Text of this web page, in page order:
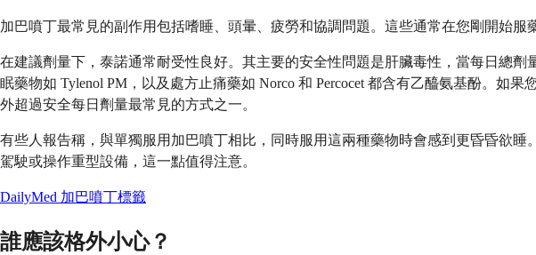
加巴噴丁最常見的副作用包括嗜睡、頭暈、疲勞和協調問題。這些通常在您剛開始服
在建議劑量下，泰諾通常耐受性良好。其主要的安全性問題是肝臟毒性，當每日總
眠藥物如 Tylenol PM，以及處方止痛藥如 Norco 和 Percocet 都含有乙醯氨基酚。如
外超過安全每日劑量最常見的方式之一。
有些人報告稱，與單獨服用加巴噴丁相比，同時服用這兩種藥物時會感到更昏昏欲
駕駛或操作重型設備，這一點值得注意。
DailyMed 加巴噴丁標籤
誰應該格外小心？